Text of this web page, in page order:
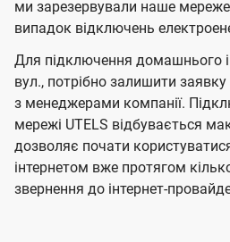
ми зарезервували наше
випадок відключень
Для підключення домашнього
вул., потрібно залишити заявку
з менеджерами компанії.
мережі UTELS відбувається
дозволяє почати
інтернетом вже протягом
звернення до інтернет-